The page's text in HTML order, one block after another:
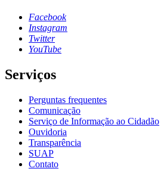
Facebook
Instagram
Twitter
YouTube
Serviços
Perguntas frequentes
Comunicação
Serviço de Informação ao Cidadão
Ouvidoria
Transparência
SUAP
Contato